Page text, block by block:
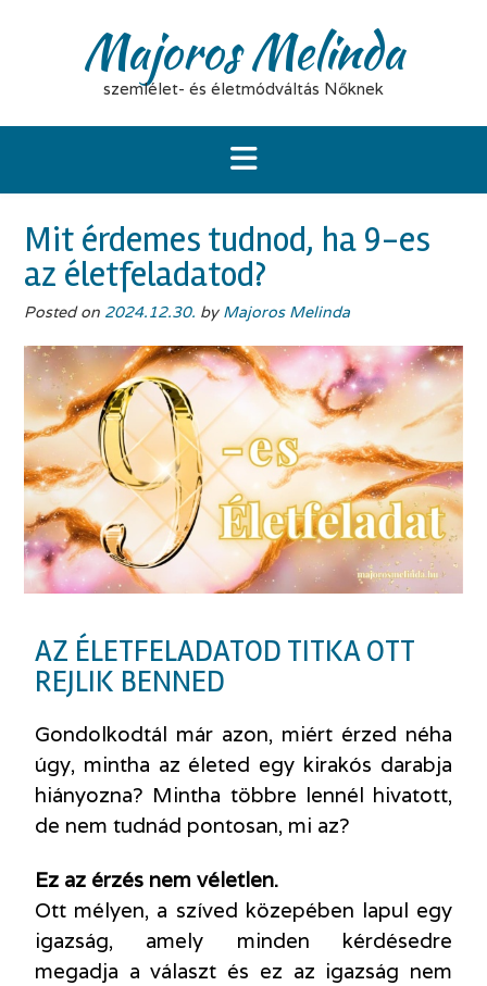
Majoros Melinda
szemlélet- és életmódváltás Nőknek
Mit érdemes tudnod, ha 9-es
az életfeladatod?
Posted on 2024.12.30. by Majoros Melinda
AZ ÉLETFELADATOD TITKA OTT
REJLIK BENNED
Gondolkodtál már azon, miért érzed néha
úgy, mintha az életed egy kirakós darabja
hiányozna? Mintha többre lennél hivatott,
de nem tudnád pontosan, mi az?
Ez az érzés nem véletlen.
Ott mélyen, a szíved közepében lapul egy
igazság, amely minden kérdésedre
megadja a választ és ez az igazság nem